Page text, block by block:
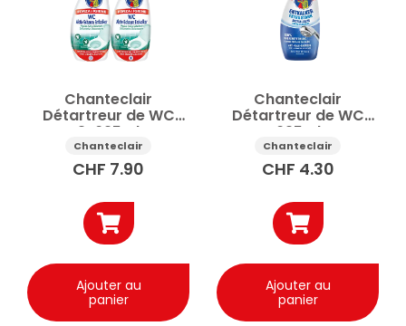
Chanteclair
Détartreur de WC
2x625ml
Chanteclair
CHF 7.90
Ajouter au
panier
Chanteclair
Détartreur de WC
625ml
Chanteclair
CHF 4.30
Ajouter au
panier